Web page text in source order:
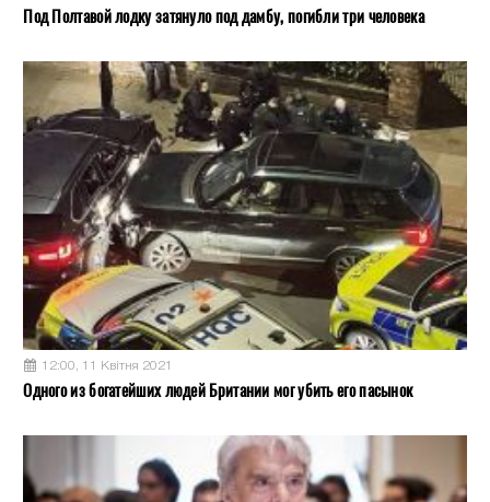
Под Полтавой лодку затянуло под дамбу, погибли три человека
12:00, 11 Квітня 2021
Одного из богатейших людей Британии мог убить его пасынок